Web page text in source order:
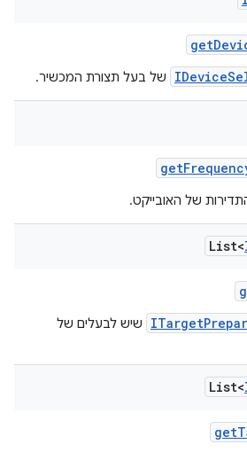
get
של בעל תצורת המכשיר.
get
של האובייקט.
List<
שיש לבעלים של
List<
get